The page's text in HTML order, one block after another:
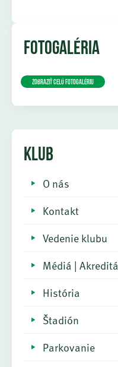
FOTOGALÉRIA
Zobraziť celú fotogalériu
KLUB
O nás
Kontakt
Vedenie klubu
Médiá |
História
Štadión
Parkovanie